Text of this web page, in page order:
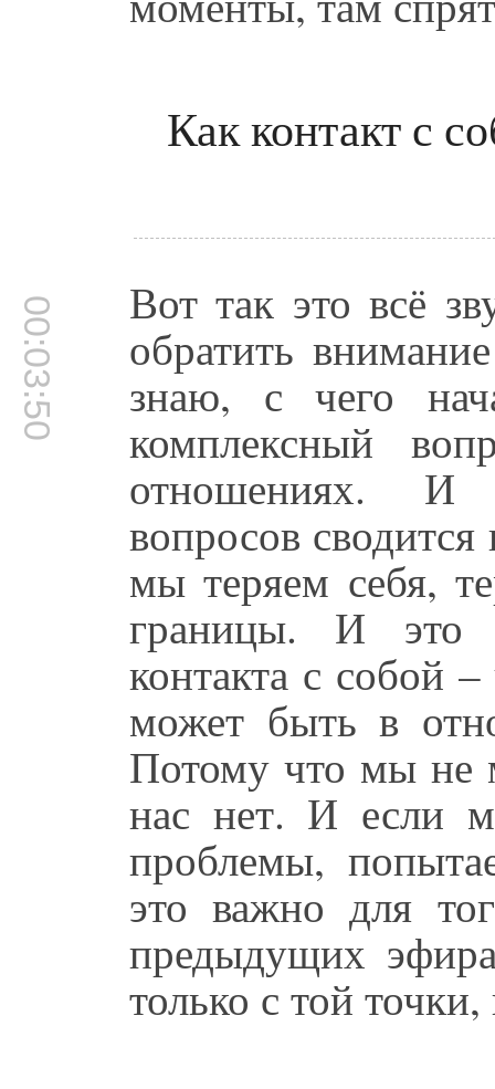
Как контакт с
00:03:50 Вот так это всё
обратить
знаю, с чего
комплексный
отношениях. И
вопросов
мы теряем себя,
границы. И это
контакта с собой
может быть в
Потому что мы не
нас нет. И если
проблемы,
это важно для
предыдущих
только с той